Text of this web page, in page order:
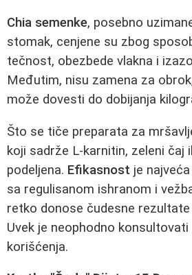
Chia semenke, posebno
stomak, cenjene su zbog
tečnost, obezbede vlakna i
Međutim, nisu zamena za
može dovesti do dobijanja
Što se tiče preparata za
koji sadrže L-karnitin, zeleni čaj
podeljena. Efikasnost je
sa regulisanom ishranom i
retko donose čudesne
Uvek je neophodno
korišćenja.